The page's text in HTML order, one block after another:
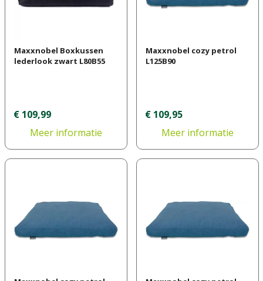
Maxxnobel Boxkussen
lederlook zwart L80B55
€ 109,99
Meer informatie
Maxxnobel cozy petrol
L125B90
€ 109,95
Meer informatie